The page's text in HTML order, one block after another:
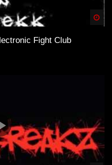
Fight Club